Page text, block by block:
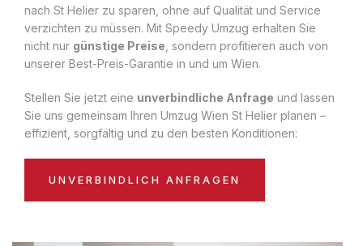
nach St Helier zu sparen, ohne auf Qualität und Service
verzichten zu müssen. Mit Speedy Umzug erhalten Sie
nicht nur günstige Preise , sondern profitieren auch von
unserer Best-Preis-Garantie in und um Wien.
Stellen Sie jetzt eine unverbindliche Anfrage und lassen
Sie uns gemeinsam Ihren Umzug Wien St Helier planen –
effizient, sorgfältig und zu den besten Konditionen:
UNVERBINDLICH ANFRAGEN